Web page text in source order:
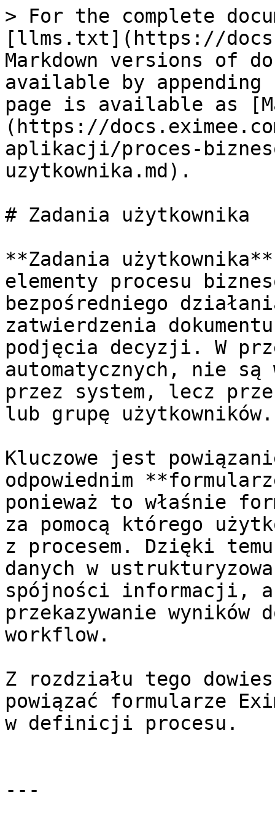
> For the complete
[llms.txt](https://
Markdown versions of
available by
page is available as
(https://
aplikacji/proces-
uzytkownika.md).
# Zadania użytkownika
**Zadania
elementy procesu
bezpośredniego
zatwierdzenia
podjęcia decyzji. W
automatycznych, nie są
przez system, lecz
lub grupę użytkowników.
Kluczowe jest
odpowiednim
ponieważ to właśnie
za pomocą którego
z procesem. Dzięki
danych w
spójności informacji, a
przekazywanie wyników
workflow.
Z rozdziału tego
powiązać formularze
w definicji procesu.
---